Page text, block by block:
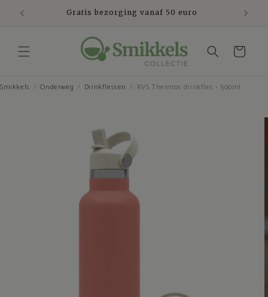
naar de Gratis bezorging vanaf 50 euro
Winkelwagen
Smikkels Onderweg Drinkflessen RVS Thermos drinkfles - 500ml